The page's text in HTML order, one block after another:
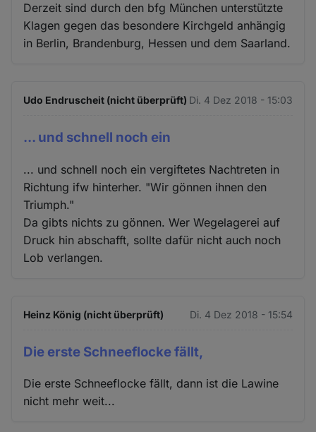
Derzeit sind durch den bfg München unterstützte
Klagen gegen das besondere Kirchgeld anhängig
in Berlin, Brandenburg, Hessen und dem Saarland.
Udo Endruscheit (nicht überprüft) Di. 4 Dez 2018 - 15:03
... und schnell noch ein
... und schnell noch ein vergiftetes Nachtreten in
Richtung ifw hinterher. "Wir gönnen ihnen den
Triumph."
Da gibts nichts zu gönnen. Wer Wegelagerei auf
Druck hin abschafft, sollte dafür nicht auch noch
Lob verlangen.
Heinz König (nicht überprüft) Di. 4 Dez 2018 - 15:54
Die erste Schneeflocke fällt,
Die erste Schneeflocke fällt, dann ist die Lawine
nicht mehr weit...